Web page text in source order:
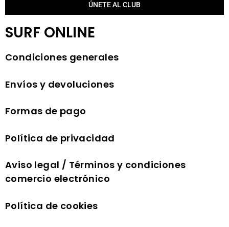
ÚNETE AL CLUB
SURF ONLINE
Condiciones generales
Envíos y devoluciones
Formas de pago
Política de privacidad
Aviso legal / Términos y condiciones
comercio electrónico
Política de cookies